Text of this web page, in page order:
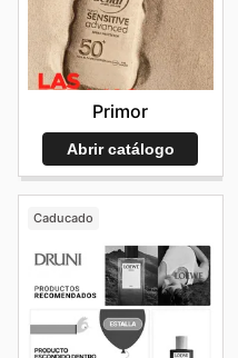
Primor
Abrir catálogo
Caducado